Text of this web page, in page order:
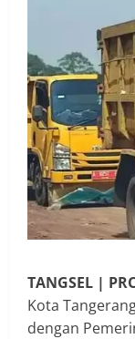
TANGSEL |
Kota
dengan